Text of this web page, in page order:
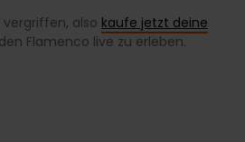
vergriffen, also kaufe jetzt deine
Flamenco live zu erleben.